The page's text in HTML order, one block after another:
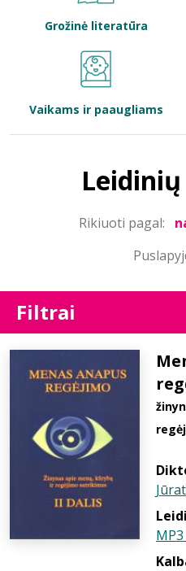
Bibliotekoms
Grožinė literatūra
Vaikams ir paaugliams
Rikiuoti pagal:
Filtrai